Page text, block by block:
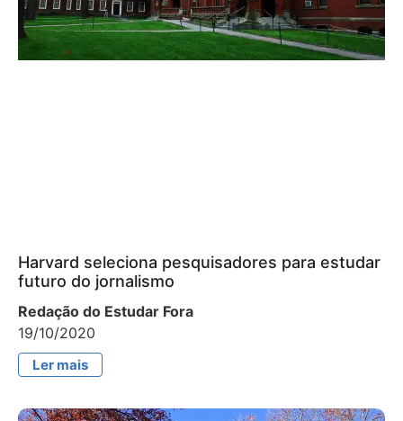
Harvard seleciona pesquisadores para estudar
futuro do jornalismo
Redação do Estudar Fora
19/10/2020
Ler mais